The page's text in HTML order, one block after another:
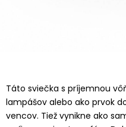
Táto sviečka s príjemnou
lampášov alebo ako prvok
vencov. Tiež vynikne ako